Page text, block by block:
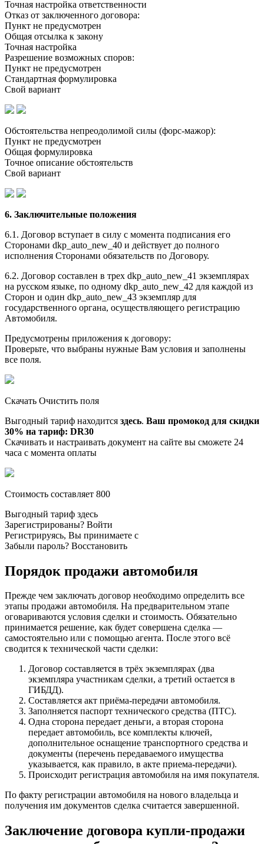
Точная настройка ответственности
Отказ от заключенного договора:
Пункт не предусмотрен
Общая отсылка к закону
Точная настройка
Разрешение возможных споров:
Пункт не предусмотрен
Стандартная формулировка
Свой вариант
Обстоятельства непреодолимой силы (форс-мажор):
Пункт не предусмотрен
Общая формулировка
Точное описание обстоятельств
Свой вариант
6. Заключительные положения
6.1. Договор вступает в силу с момента подписания его
Сторонами dkp_auto_new_40 и действует до полного
исполнения Сторонами обязательств по Договору.
6.2. Договор составлен в трех dkp_auto_new_41 экземплярах
на русском языке, по одному dkp_auto_new_42 для каждой из
Сторон и один dkp_auto_new_43 экземпляр для
государственного органа, осуществляющего регистрацию
Автомобиля.
Предусмотрены приложения к договору:
Проверьте, что выбраны нужные Вам условия и заполнены
все поля.
Скачать Очистить поля
Выгодный тариф находится здесь. Ваш промокод для скидки
30% на тариф: DR30
Скачивать и настраивать документ на сайте вы сможете 24
часа с момента оплаты
Стоимость составляет 800
Выгодный тариф здесь
Зарегистрированы? Войти
Регистрируясь, Вы принимаете с
Забыли пароль? Восстановить
Порядок продажи автомобиля
Прежде чем заключать договор необходимо определить все
этапы продажи автомобиля. На предварительном этапе
оговариваются условия сделки и стоимость. Обязательно
принимается решение, как будет совершена сделка —
самостоятельно или с помощью агента. После этого всё
сводится к технической части сделки:
Договор составляется в трёх экземплярах (два
экземпляра участникам сделки, а третий остается в
ГИБДД).
Составляется акт приёма-передачи автомобиля.
Заполняется паспорт технического средства (ПТС).
Одна сторона передает деньги, а вторая сторона
передает автомобиль, все комплекты ключей,
дополнительное оснащение транспортного средства и
документы (перечень передаваемого имущества
указывается, как правило, в акте приема-передачи).
Происходит регистрация автомобиля на имя покупателя.
По факту регистрации автомобиля на нового владельца и
получения им документов сделка считается завершенной.
Заключение договора купли-продажи